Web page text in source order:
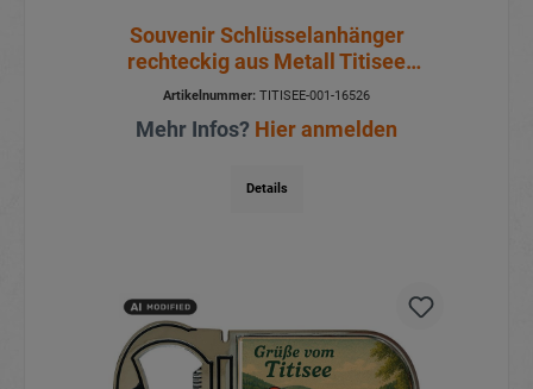
Souvenir Schlüsselanhänger
rechteckig aus Metall Titisee
3x10cm
Artikelnummer: TITISEE-001-16526
Mehr Infos? Hier anmelden
Details